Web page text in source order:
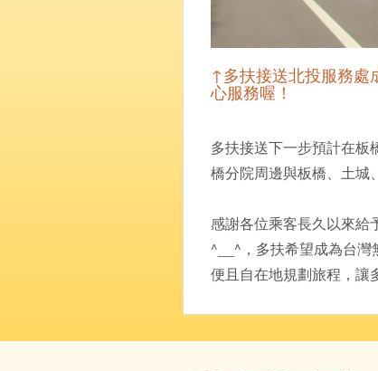
↑多扶接送北投服務處
心服務喔！
多扶接送下一步預計在板
橋分院周邊與板橋、土城
感謝各位乘客長久以來給
^__^，多扶希望成為台
便且自在地規劃旅程，讓